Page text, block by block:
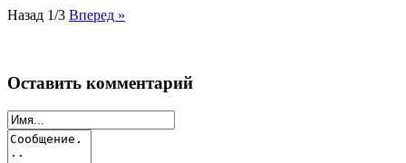
Назад 1/3 Вперед »
Оставить комментарий